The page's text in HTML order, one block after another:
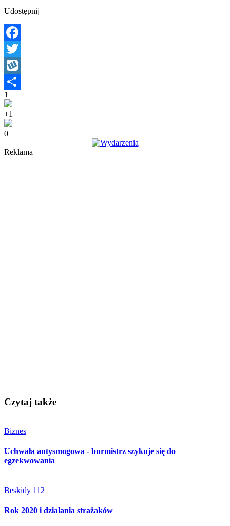
Udostępnij
Facebook
Twitter
Wykop
Share
1
+1
0
Reklama
Czytaj także
Biznes
Uchwała antysmogowa - burmistrz szykuje się do
egzekwowania
Beskidy 112
Rok 2020 i działania strażaków